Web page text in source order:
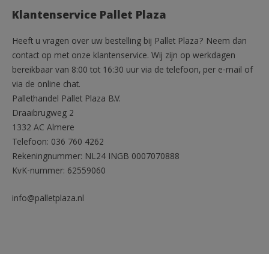
Klantenservice Pallet Plaza
Heeft u vragen over uw bestelling bij Pallet Plaza? Neem dan
contact op met onze klantenservice. Wij zijn op werkdagen
bereikbaar van 8:00 tot 16:30 uur via de telefoon, per e-mail of
via de online chat.
Pallethandel Pallet Plaza B.V.
Draaibrugweg 2
1332 AC Almere
Telefoon: 036 760 4262
Rekeningnummer: NL24 INGB 0007070888
KvK-nummer: 62559060
info@palletplaza.nl